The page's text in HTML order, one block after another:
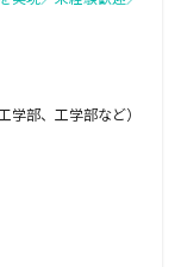
部、工学部など）